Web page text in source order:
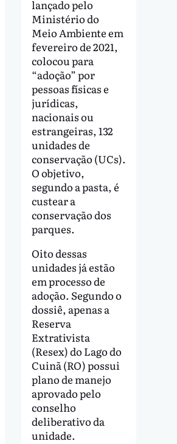
lançado pelo
Ministério do
Meio Ambiente em
fevereiro de 2021,
colocou para
“adoção” por
pessoas físicas e
jurídicas,
nacionais ou
estrangeiras, 132
unidades de
conservação (UCs).
O objetivo,
segundo a pasta, é
custear a
conservação dos
parques.
Oito dessas
unidades já estão
em processo de
adoção. Segundo o
dossiê, apenas a
Reserva
Extrativista
(Resex) do Lago do
Cuinã (RO) possui
plano de manejo
aprovado pelo
conselho
deliberativo da
unidade.